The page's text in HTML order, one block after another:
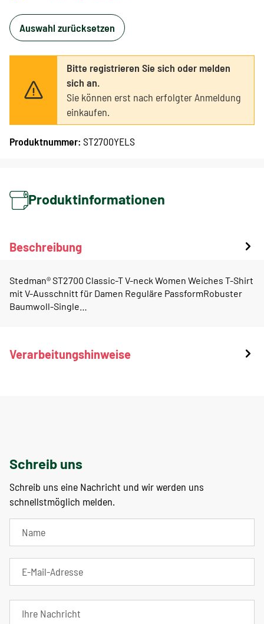
Auswahl zurücksetzen
Bitte registrieren Sie sich oder melden
sich an.
Sie können erst nach erfolgter Anmeldung
einkaufen.
Produktnummer: ST2700YELS
Produktinformationen
Beschreibung
Stedman® ST2700 Classic-T V-neck Women Weiches T-Shirt
mit V-Ausschnitt für Damen Reguläre PassformRobuster
Baumwoll-Single…
Verarbeitungshinweise
Schreib uns
Schreib uns eine Nachricht und wir werden uns
schnellstmöglich melden.